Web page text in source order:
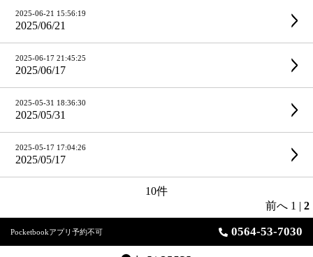
2025-06-21 15:56:19
2025/06/21
2025-06-17 21:45:25
2025/06/17
2025-05-31 18:36:30
2025/05/31
2025-05-17 17:04:26
2025/05/17
10件
前へ 1 | 2
Pocketbookアプリ予約不可 0564-53-7030